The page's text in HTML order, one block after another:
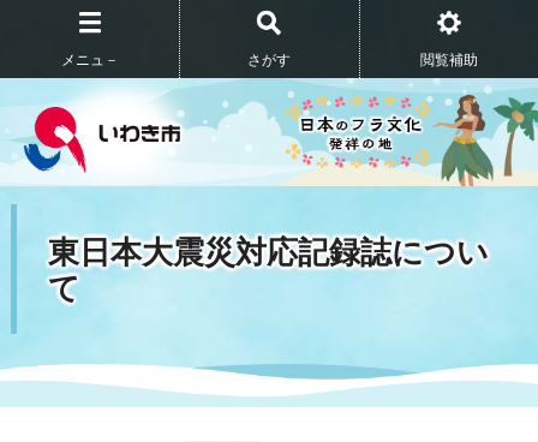
メニュ－ さがす 閲覧補助
東日本大震災対応記録誌につい
て